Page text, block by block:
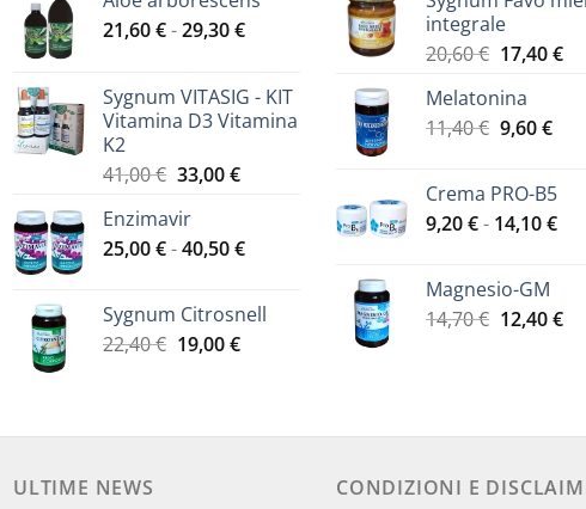
21,60€-29,30€Fascia
da
21,60 €
Sygnum VITASIG - KIT
Vitamina D3 Vitamina
K2
41,00€ Il
originale
era:
33,00€Il
è:
Enzimavir
25,00€-40,50€Fascia
da
Sygnum Citrosnell
22,40€ Il
22,40 €.
19,00€Il
19,00 €.
integrale
20,60€ Il
originale
era:
17,40€Il
Melatonina
11,40€ Il
era:
11,40 €.
9,60€Il
è:
9,60
Crema PRO-B5
9,20€- 14,10€
Magnesio-GM
14,70€ Il
12,40€Il
ULTIME NEWS CONDIZIONI E